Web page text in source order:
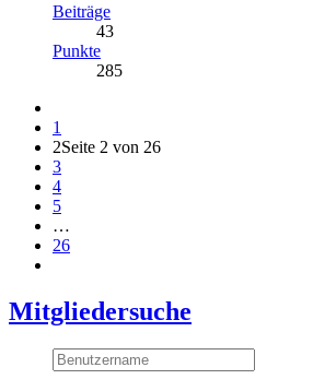
Beiträge
43
Punkte
285
1
2Seite 2 von 26
3
4
5
…
26
Mitgliedersuche